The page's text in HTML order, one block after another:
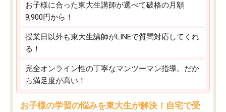
お子様に合った東大生講師が選べて破格の月額
9,900円から！
授業日以外も東大生講師がLINEで質問対応してくれ
る！
完全オンライン性の丁寧なマンツーマン指導。だか
ら満足度が高い！
お子様の学習の悩みを東大生が解決！自宅で受